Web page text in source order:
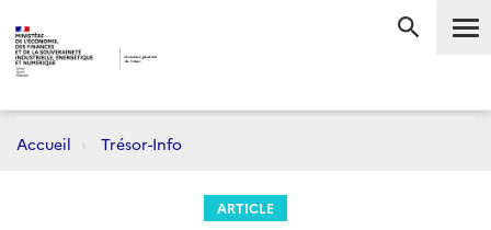
Accueil Trésor-Info
ARTICLE